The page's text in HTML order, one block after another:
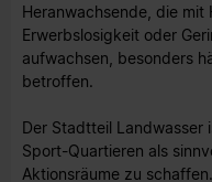
Heranwachsende, die mit
Erwerbslosigkeit oder
aufwachsen, besonders
betroffen.
Der Stadtteil Landwasser
Sport-Quartieren als
Aktionsräume zu